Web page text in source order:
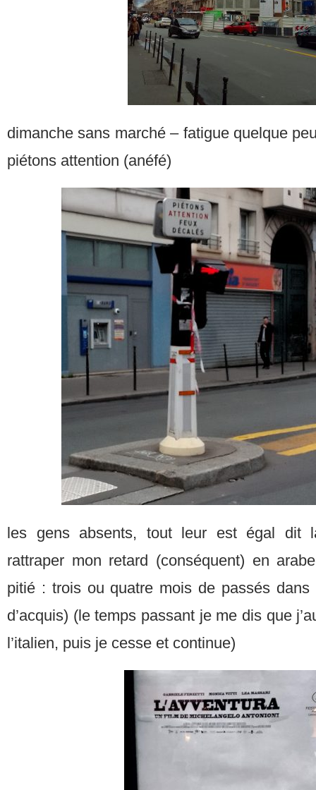
dimanche sans marché – fatigue quelque
piétons attention (anéfé)
les gens absents, tout leur est égal dit
rattraper mon retard (conséquent) en
pitié : trois ou quatre mois de passés
d’acquis) (le temps passant je me dis que
l’italien, puis je cesse et continue)